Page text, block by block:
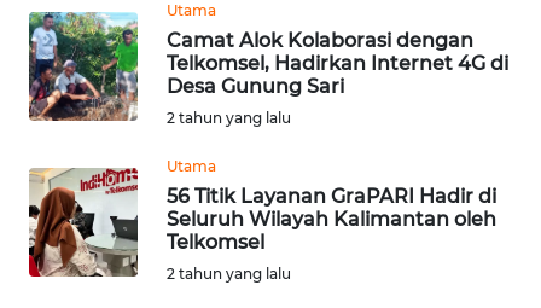
Utama
Camat Alok Kolaborasi dengan
Telkomsel, Hadirkan Internet 4G di
Desa Gunung Sari
2 tahun yang lalu
Utama
56 Titik Layanan GraPARI Hadir di
Seluruh Wilayah Kalimantan oleh
Telkomsel
2 tahun yang lalu
WN
BABEL
WN
WN
SUMSEL